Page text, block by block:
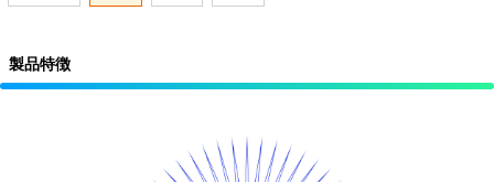
製品特徴